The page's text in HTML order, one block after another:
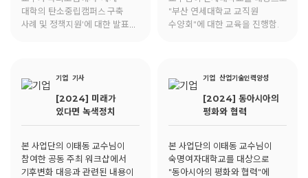
대학의 탄소중립캠퍼스 구축
사례 및 정책지원'에 대한 발표를
"부산 연세대학교 교직원
수양회"에 대한 교육을 진행함.
기업 기사
[2024] 미래가
있다면 녹색정치
본 사업단의 이태동 교수님이
참여한 공동 주최 워크샵에서
기후변화 대응과 관련된 내용이
기업 산업기술인력양성
[2024] 동아시아의
평화와 협력
본 사업단의 이태동 교수님이
숙명여자대학교를 대상으로
"동아시아의 평화와 협력"에